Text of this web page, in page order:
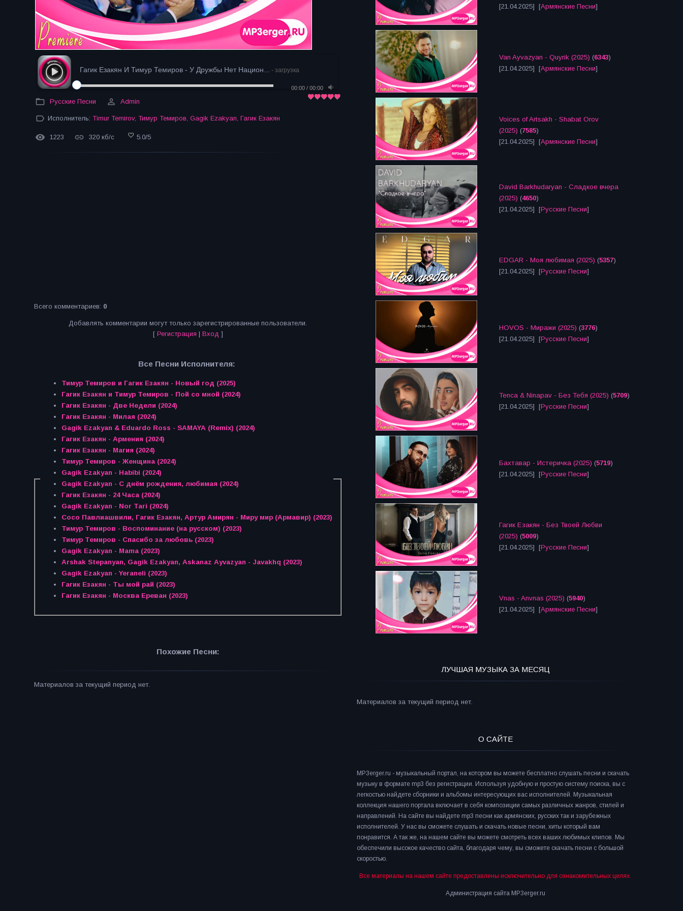
Гагик Езакян И Тимур Темиров - У Дружбы Нет Национ... - загрузка
00:00 / 00:00
Русские Песни Admin
Исполнитель: Timur Temirov, Тимур Темиров Gagik Ezakyan Гагик Езакян
1223 320 кб/с 5.0/5
Всего комментариев: 0
Добавлять комментарии могут только зарегистрированные пользователи.
[ Регистрация | Вход ]
Все Песни Исполнителя:
Тимур Темиров и Гагик Езакян - Новый год (2025)
Гагик Езакян и Тимур Темиров - Пой со мной (2024)
Гагик Езакян - Две Недели (2024)
Гагик Езакян - Милая (2024)
Gagik Ezakyan & Eduardo Ross - SAMAYA (Remix) (2024)
Гагик Езакян - Армения (2024)
Гагик Езакян - Магия (2024)
Тимур Темиров - Женщина (2024)
Gagik Ezakyan - Habibi (2024)
Gagik Ezakyan - С днём рождения, любимая (2024)
Гагик Езакян - 24 Часа (2024)
Gagik Ezakyan - Nor Tari (2024)
Сосо Павлиашвили, Гагик Езакян, Артур Амирян - Миру мир (Армавир) (2023)
Тимур Темиров - Воспоминание (на русском) (2023)
Тимур Темиров - Спасибо за любовь (2023)
Gagik Ezakyan - Mama (2023)
Arshak Stepanyan, Gagik Ezakyan, Askanaz Ayvazyan - Javakhq (2023)
Gagik Ezakyan - Yeraneli (2023)
Гагик Езакян - Ты мой рай (2023)
Гагик Езакян - Москва Ереван (2023)
Похожие Песни:
Материалов за текущий период нет.
[21.04.2025] [Армянские Песни]
Van Ayvazyan - Quyrik (2025) (6343)
[21.04.2025] [Армянские Песни]
Voices of Artsakh - Shabat Orov
(2025) (7585)
[21.04.2025] [Армянские Песни]
David Barkhudaryan - Сладкое вчера
(2025) (4650)
[21.04.2025] [Русские Песни]
EDGAR - Моя любимая (2025) (5357)
[21.04.2025] [Русские Песни]
HOVOS - Миражи (2025) (3776)
[21.04.2025] [Русские Песни]
Tenca & Ninapav - Без Тебя (2025) (5709)
[21.04.2025] [Русские Песни]
Бахтавар - Истеричка (2025) (5719)
[21.04.2025] [Русские Песни]
Гагик Езакян - Без Твоей Любви
(2025) (5009)
[21.04.2025] [Русские Песни]
Vnas - Anvnas (2025) (5940)
[21.04.2025] [Армянские Песни]
ЛУЧШАЯ МУЗЫКА ЗА МЕСЯЦ
Материалов за текущий период нет.
О САЙТЕ
MP3erger.ru - музыкальный портал, на котором вы можете бесплатно слушать песни и скачать
музыку в формате mp3 без регистрации. Используя удобную и простую систему поиска, вы с
легкостью найдете сборники и альбомы интересующих вас исполнителей. Музыкальная
коллекция нашего портала включает в себя композиции самых различных жанров, стилей и
направлений. На сайте вы найдете mp3 песни как армянских, русских так и зарубежных
исполнителей. У нас вы сможете слушать и скачать новые песни, хиты который вам
понравится. А так же, на нашем сайте вы можете смотреть всех ваших любимых клипов. Мы
обеспечили высокое качество сайта, благодаря чему, вы сможете скачать песни с большой
скоростью.
Все материалы на нашем сайте предоставлены исключительно для ознакомительных целях.
Администрация сайта MP3erger.ru